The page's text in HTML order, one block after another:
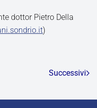
dottor Pietro Della
)
Successivi